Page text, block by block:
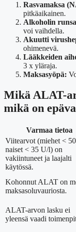
Rasvamaksa
pitkäaikainen.
Alkoholin
voi vaihdella.
Akuutti
ohimenevä.
Lääkkeiden
3 x yläraja.
Maksasyöpä:
Mikä ALAT-
mikä on
Varmaa tietoa
Viitearvot (miehet <
naiset < 35 U/l) on
vakiintuneet ja laajalti
käytössä.
Kohonnut ALAT on
maksasoluvauriosta.
ALAT-arvon lasku ei
yleensä vaadi